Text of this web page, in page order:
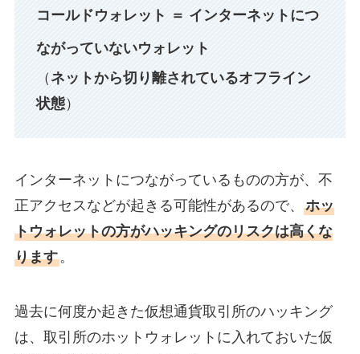
コールドウォレット ＝ インターネットにつ
ながっていないウォレット
（ネットから切り離されているオフライン
状態）
インターネットにつながっているものの方が、不
正アクセスなどが起きる可能性があるので、 ホッ
トウォレットの方がハッキングのリスクは高くな
ります。
過去に何度か起きた仮想通貨取引所のハッキング
は、取引所のホットウォレットに入れておいた仮